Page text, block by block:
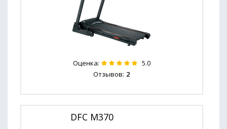
Оценка: 5.0
Отзывов: 2
DFC M370